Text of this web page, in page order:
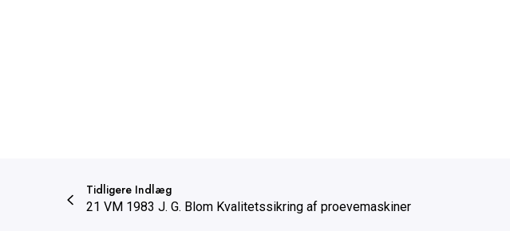
Tidligere Indlæg
21 VM 1983 J. G. Blom Kvalitetssikring af proevemaskiner